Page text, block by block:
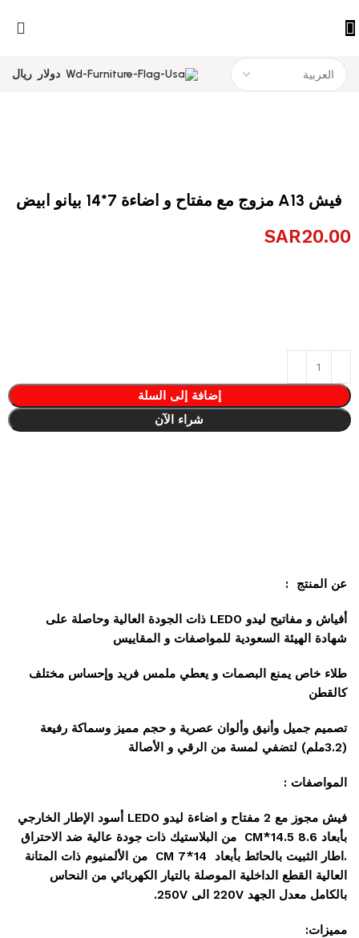
دولار ريال
فيش A13 مزوج مع مفتاح و اضاءة 7*14 بيانو ابيض
SAR20.00
إضافة إلى السلة
شراء الآن
عن المنتج :
أفياش و مفاتيح ليدو LEDO ذات الجودة العالية وحاصلة على
شهادة الهيئة السعودية للمواصفات و المقاييس
طلاء خاص يمنع البصمات و يعطي ملمس فريد وإحساس مختلف
كالقطن
تصميم جميل وأنيق وألوان عصرية و حجم مميز وسماكة رفيعة
(3.2ملم) لتضفي لمسة من الرقي و الأصالة
المواصفات :
فيش مجوز مع 2 مفتاح و اضاءة ليدو LEDO أسود الإطار الخارجي
بأبعاد 8.6 CM*14.5 من البلاستيك ذات جودة عالية ضد الاحتراق
.اطار الثبيت بالحائط بأبعاد 14*7 CM من الألمنيوم ذات المتانة
العالية القطع الداخلية الموصلة بالتيار الكهربائي من النحاس
بالكامل معدل الجهد 220V الى 250V.
مميزات: